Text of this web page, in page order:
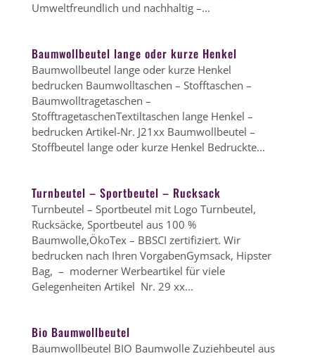
Umweltfreundlich und nachhaltig –...
Baumwollbeutel lange oder kurze Henkel
Baumwollbeutel lange oder kurze Henkel
bedrucken Baumwolltaschen – Stofftaschen –
Baumwolltragetaschen –
StofftragetaschenTextiltaschen lange Henkel –
bedrucken Artikel-Nr. J21xx Baumwollbeutel –
Stoffbeutel lange oder kurze Henkel Bedruckte...
Turnbeutel – Sportbeutel – Rucksack
Turnbeutel – Sportbeutel mit Logo Turnbeutel,
Rucksäcke, Sportbeutel aus 100 %
Baumwolle,ÖkoTex – BBSCI zertifiziert. Wir
bedrucken nach Ihren VorgabenGymsack, Hipster
Bag, – moderner Werbeartikel für viele
Gelegenheiten Artikel Nr. 29 xx...
Bio Baumwollbeutel
Baumwollbeutel BIO Baumwolle Zuziehbeutel aus